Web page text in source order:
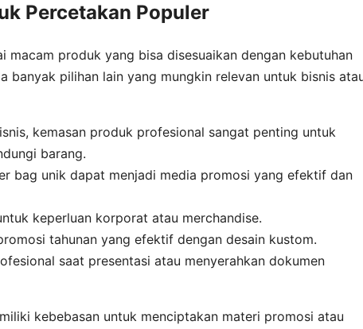
Percetakan Populer
macam produk yang bisa disesuaikan dengan kebutuhan
banyak pilihan lain yang mungkin relevan untuk bisnis
kemasan produk profesional sangat penting untuk
barang.
bag unik dapat menjadi media promosi yang efektif dan
keperluan korporat atau merchandise.
tahunan yang efektif dengan desain kustom.
saat presentasi atau menyerahkan dokumen
kebebasan untuk menciptakan materi promosi atau